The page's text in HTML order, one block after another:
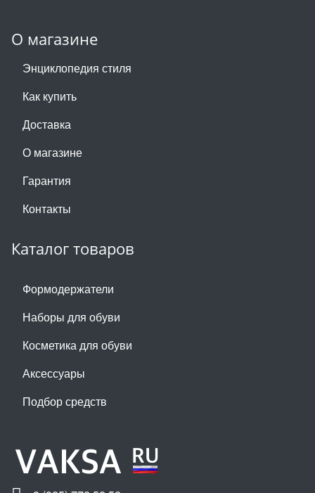
О магазине
Энциклопедия стиля
Как купить
Доставка
О магазине
Гарантия
Контакты
Каталог товаров
Формодержатели
Наборы для обуви
Косметика для обуви
Аксессуары
Подбор средств